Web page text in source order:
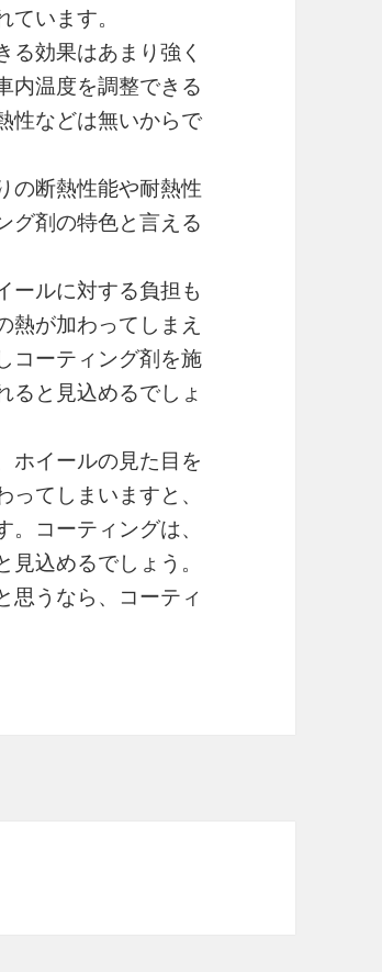
います。
る効果はあまり強く
内温度を調整できる
性などは無いからで
の断熱性能や耐熱性
グ剤の特色と言える
ールに対する負担も
熱が加わってしまえ
コーティング剤を施
ると見込めるでしょ
ホイールの見た目を
てしまいますと、
コーティングは、
込めるでしょう。
思うなら、コーティ